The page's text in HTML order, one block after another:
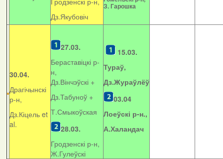
Дз.Якубовіч
З. Гарошка
30.04.
Драгічынскі
р-н,
Дз.Кіцель et
al.
27.03.
Бераставіцкі р-
н,
Дз.Вінчэўскі +
Дз.Табуноў +
Т.Смыкоўская
28.03.
Гродзенскі р-н,
Ж.Гулеўскі
15.03.
Тураў,
Дз.Жураўлёў
03.04
Лоеўскі р-н.,
А.Халандач